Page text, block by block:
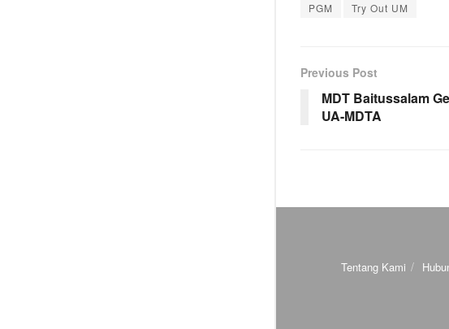
PGM
Try Out UM
Previous Post
MDT Baitussalam
UA-MDTA
Tentang Kami